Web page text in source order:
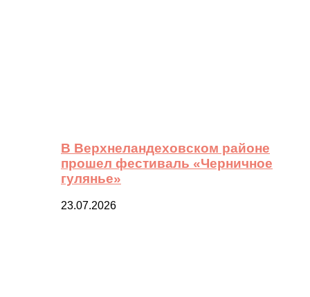
В Верхнеландеховском районе
прошел фестиваль «Черничное
гулянье»
23.07.2026